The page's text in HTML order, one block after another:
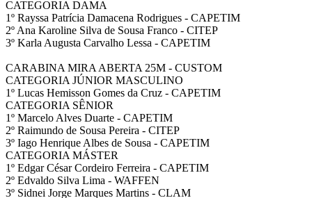
CATEGORIA DAMA
1º Rayssa Patrícia Damacena Rodrigues - CAPETIM
2º Ana Karoline Silva de Sousa Franco - CITEP
3º Karla Augusta Carvalho Lessa - CAPETIM
CARABINA MIRA ABERTA 25M - CUSTOM
CATEGORIA JÚNIOR MASCULINO
1º Lucas Hemisson Gomes da Cruz - CAPETIM
CATEGORIA SÊNIOR
1º Marcelo Alves Duarte - CAPETIM
2º Raimundo de Sousa Pereira - CITEP
3º Iago Henrique Albes de Sousa - CAPETIM
CATEGORIA MÁSTER
1º Edgar César Cordeiro Ferreira - CAPETIM
2º Edvaldo Silva Lima - WAFFEN
3º Sidnei Jorge Marques Martins - CLAM